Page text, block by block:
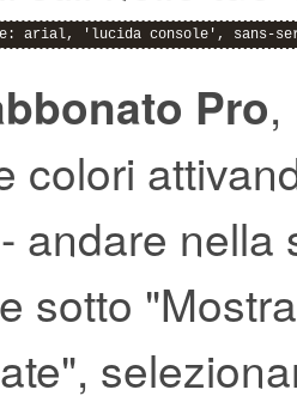
arial, 'lucida console', sans-
Pro,
colori
andare
sotto